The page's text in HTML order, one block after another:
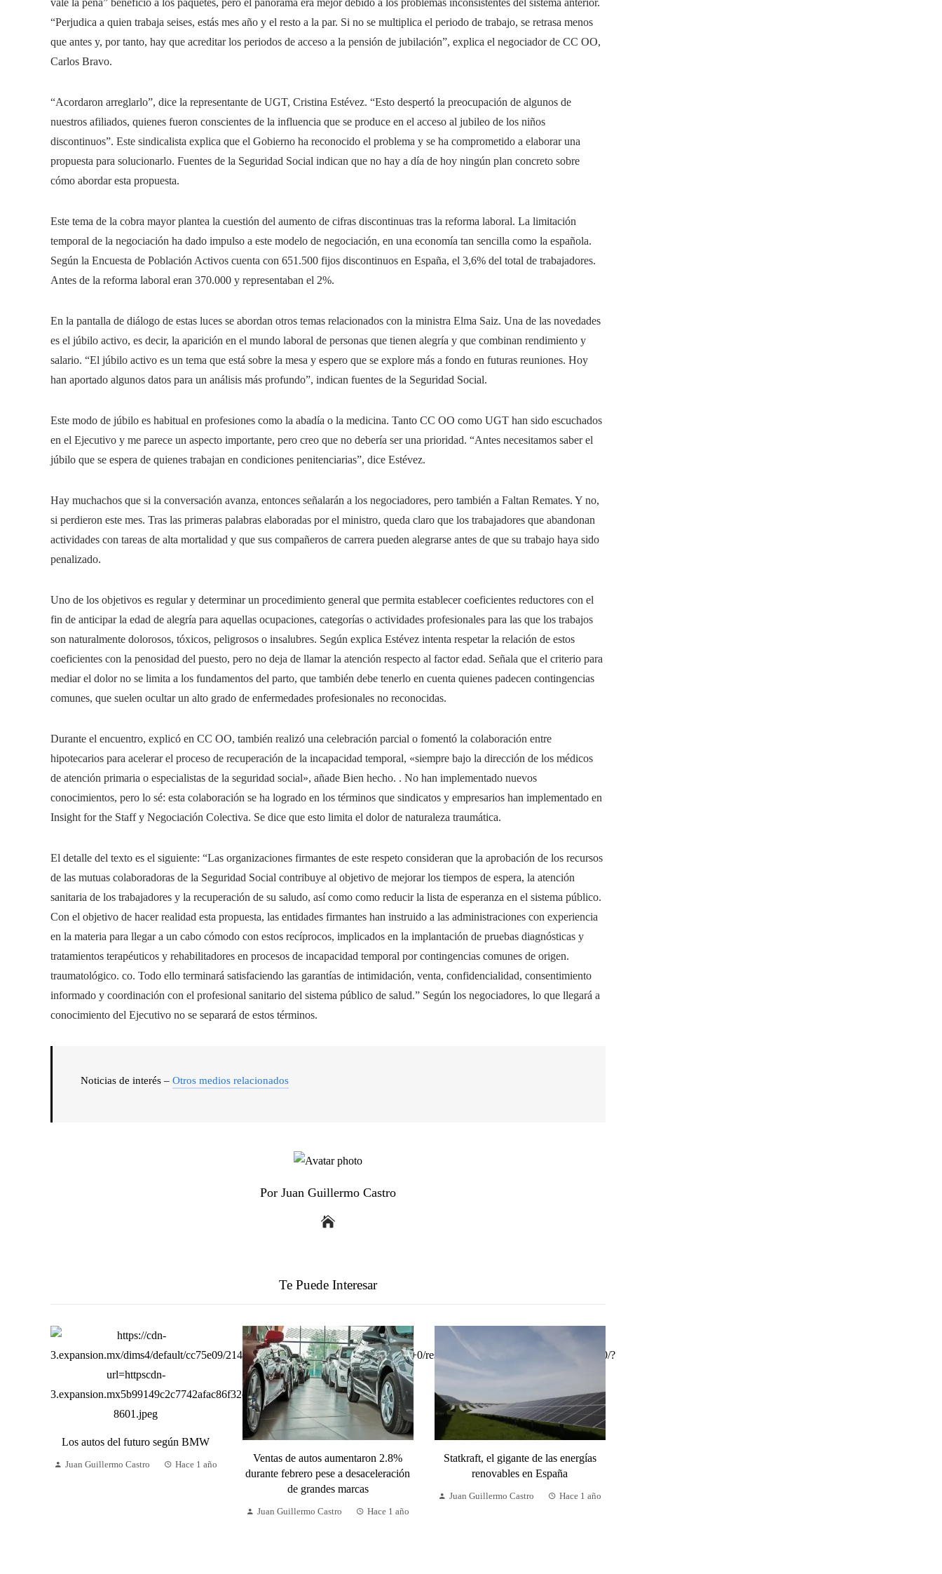
vale la pena” benefició a los paquetes, pero el panorama era mejor debido a los problemas inconsistentes del sistema anterior.
“Perjudica a quien trabaja seises, estás mes año y el resto a la par. Si no se multiplica el periodo de trabajo, se retrasa menos
que antes y, por tanto, hay que acreditar los periodos de acceso a la pensión de jubilación”, explica el negociador de CC OO,
Carlos Bravo.
“Acordaron arreglarlo”, dice la representante de UGT, Cristina Estévez. “Esto despertó la preocupación de algunos de
nuestros afiliados, quienes fueron conscientes de la influencia que se produce en el acceso al jubileo de los niños
discontinuos”. Este sindicalista explica que el Gobierno ha reconocido el problema y se ha comprometido a elaborar una
propuesta para solucionarlo. Fuentes de la Seguridad Social indican que no hay a día de hoy ningún plan concreto sobre
cómo abordar esta propuesta.
Este tema de la cobra mayor plantea la cuestión del aumento de cifras discontinuas tras la reforma laboral. La limitación
temporal de la negociación ha dado impulso a este modelo de negociación, en una economía tan sencilla como la española.
Según la Encuesta de Población Activos cuenta con 651.500 fijos discontinuos en España, el 3,6% del total de trabajadores.
Antes de la reforma laboral eran 370.000 y representaban el 2%.
En la pantalla de diálogo de estas luces se abordan otros temas relacionados con la ministra Elma Saiz. Una de las novedades
es el júbilo activo, es decir, la aparición en el mundo laboral de personas que tienen alegría y que combinan rendimiento y
salario. “El júbilo activo es un tema que está sobre la mesa y espero que se explore más a fondo en futuras reuniones. Hoy
han aportado algunos datos para un análisis más profundo”, indican fuentes de la Seguridad Social.
Este modo de júbilo es habitual en profesiones como la abadía o la medicina. Tanto CC OO como UGT han sido escuchados
en el Ejecutivo y me parece un aspecto importante, pero creo que no debería ser una prioridad. “Antes necesitamos saber el
júbilo que se espera de quienes trabajan en condiciones penitenciarias”, dice Estévez.
Hay muchachos que si la conversación avanza, entonces señalarán a los negociadores, pero también a Faltan Remates. Y no,
si perdieron este mes. Tras las primeras palabras elaboradas por el ministro, queda claro que los trabajadores que abandonan
actividades con tareas de alta mortalidad y que sus compañeros de carrera pueden alegrarse antes de que su trabajo haya sido
penalizado.
Uno de los objetivos es regular y determinar un procedimiento general que permita establecer coeficientes reductores con el
fin de anticipar la edad de alegría para aquellas ocupaciones, categorías o actividades profesionales para las que los trabajos
son naturalmente dolorosos, tóxicos, peligrosos o insalubres. Según explica Estévez intenta respetar la relación de estos
coeficientes con la penosidad del puesto, pero no deja de llamar la atención respecto al factor edad. Señala que el criterio para
mediar el dolor no se limita a los fundamentos del parto, que también debe tenerlo en cuenta quienes padecen contingencias
comunes, que suelen ocultar un alto grado de enfermedades profesionales no reconocidas.
Durante el encuentro, explicó en CC OO, también realizó una celebración parcial o fomentó la colaboración entre
hipotecarios para acelerar el proceso de recuperación de la incapacidad temporal, «siempre bajo la dirección de los médicos
de atención primaria o especialistas de la seguridad social», añade Bien hecho. . No han implementado nuevos
conocimientos, pero lo sé: esta colaboración se ha logrado en los términos que sindicatos y empresarios han implementado en
Insight for the Staff y Negociación Colectiva. Se dice que esto limita el dolor de naturaleza traumática.
El detalle del texto es el siguiente: “Las organizaciones firmantes de este respeto consideran que la aprobación de los recursos
de las mutuas colaboradoras de la Seguridad Social contribuye al objetivo de mejorar los tiempos de espera, la atención
sanitaria de los trabajadores y la recuperación de su saludo, así como como reducir la lista de esperanza en el sistema público.
Con el objetivo de hacer realidad esta propuesta, las entidades firmantes han instruido a las administraciones con experiencia
en la materia para llegar a un cabo cómodo con estos recíprocos, implicados en la implantación de pruebas diagnósticas y
tratamientos terapéuticos y rehabilitadores en procesos de incapacidad temporal por contingencias comunes de origen.
traumatológico. co. Todo ello terminará satisfaciendo las garantías de intimidación, venta, confidencialidad, consentimiento
informado y coordinación con el profesional sanitario del sistema público de salud.” Según los negociadores, lo que llegará a
conocimiento del Ejecutivo no se separará de estos términos.
Noticias de interés – Otros medios relacionados
Por Juan Guillermo Castro
Te Puede Interesar
Los autos del futuro según BMW
Juan Guillermo Castro Hace 1 año
Ventas de autos aumentaron 2.8%
durante febrero pese a desaceleración
de grandes marcas
Juan Guillermo Castro Hace 1 año
Statkraft, el gigante de las energías
renovables en España
Juan Guillermo Castro Hace 1 año